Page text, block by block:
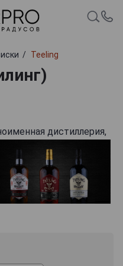
Teeling
дистиллерия,
выпуском алкоголя с
был выбран